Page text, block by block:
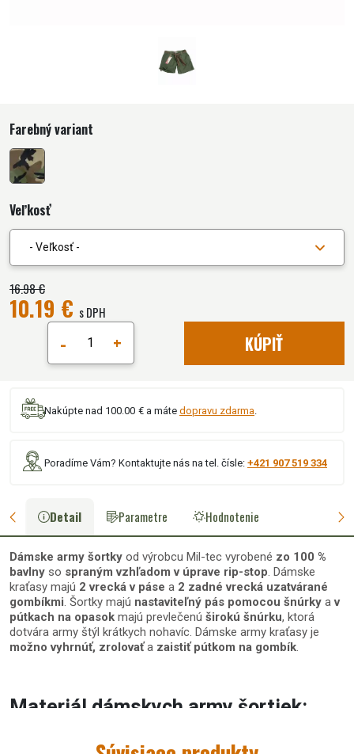
Farebný variant
Veľkosť
- Veľkosť -
16.98 €
10.19 € s DPH
- + KÚPIŤ
Nakúpte nad 100.00 € a máte dopravu zdarma
Poradíme Vám? Kontaktujte nás na tel. čísle: +421 907 519 334
Detail Parametre Hodnotenie
Dámske army šortky od výrobcu Mil-tec vyrobené zo 100 %
bavlny so spraným vzhľadomv úprave rip-stop. Dámske
kraťasy majú 2 vrecká v páse a 2 zadné vrecká uzatvárané
gombíkmi. Šortky majú nastaviteľný pás pomocou šnúrky av
pútkach na opasok majú prevlečenú širokú šnúrku, ktorá
dotvára army štýl krátkych nohavíc. Dámske army kraťasy je
možno vyhrnúť, zrolovať a zaistiťpútkom na gombík.
Materiál dámskych army šortiek: